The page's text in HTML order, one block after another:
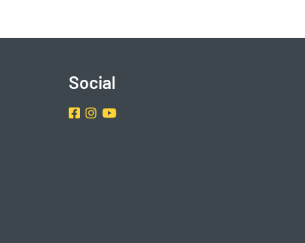
Social
Facebook
Instragram
Youtube